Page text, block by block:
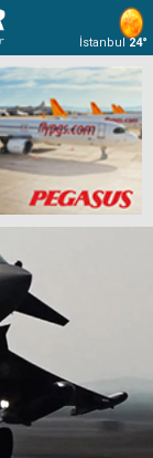
İstanbul24°